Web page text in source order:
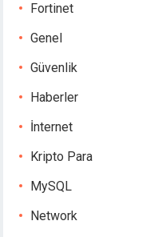
Fortinet
Genel
Güvenlik
Haberler
İnternet
Kripto Para
MySQL
Network